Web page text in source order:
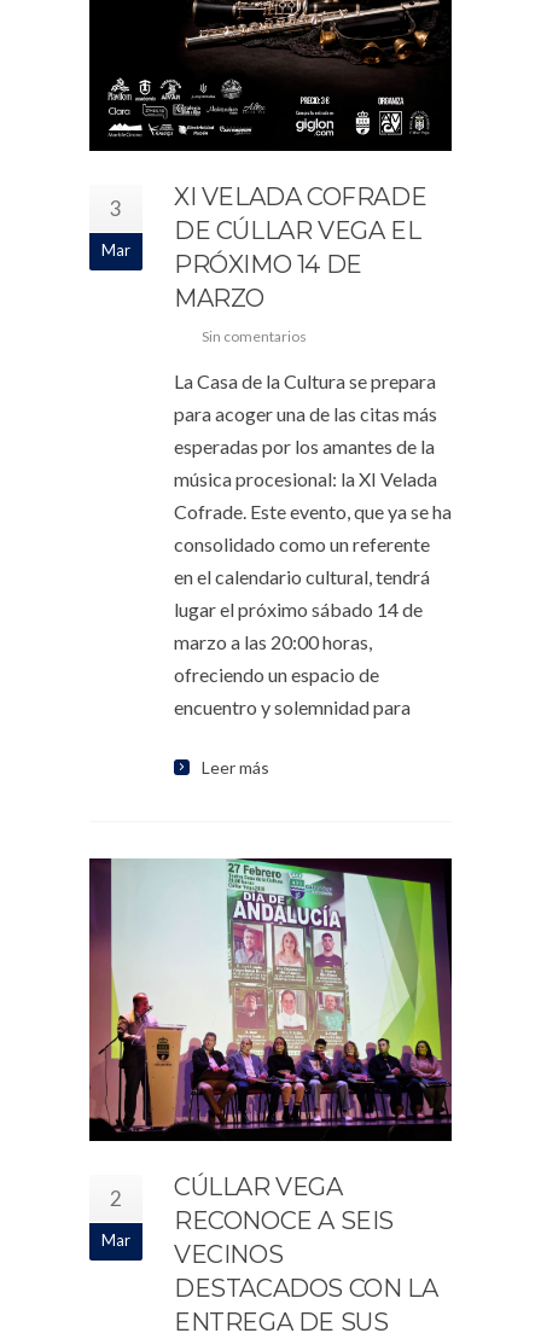
3
Mar
XI VELADA COFRADE
DE CÚLLAR VEGA EL
PRÓXIMO 14 DE
MARZO
Sin comentarios
La Casa de la Cultura se prepara
para acoger una de las citas más
esperadas por los amantes de la
música procesional: la XI Velada
Cofrade. Este evento, que ya se ha
consolidado como un referente
en el calendario cultural, tendrá
lugar el próximo sábado 14 de
marzo a las 20:00 horas,
ofreciendo un espacio de
encuentro y solemnidad para
Leer más
2
Mar
CÚLLAR VEGA
RECONOCE A SEIS
VECINOS
DESTACADOS CON LA
ENTREGA DE SUS